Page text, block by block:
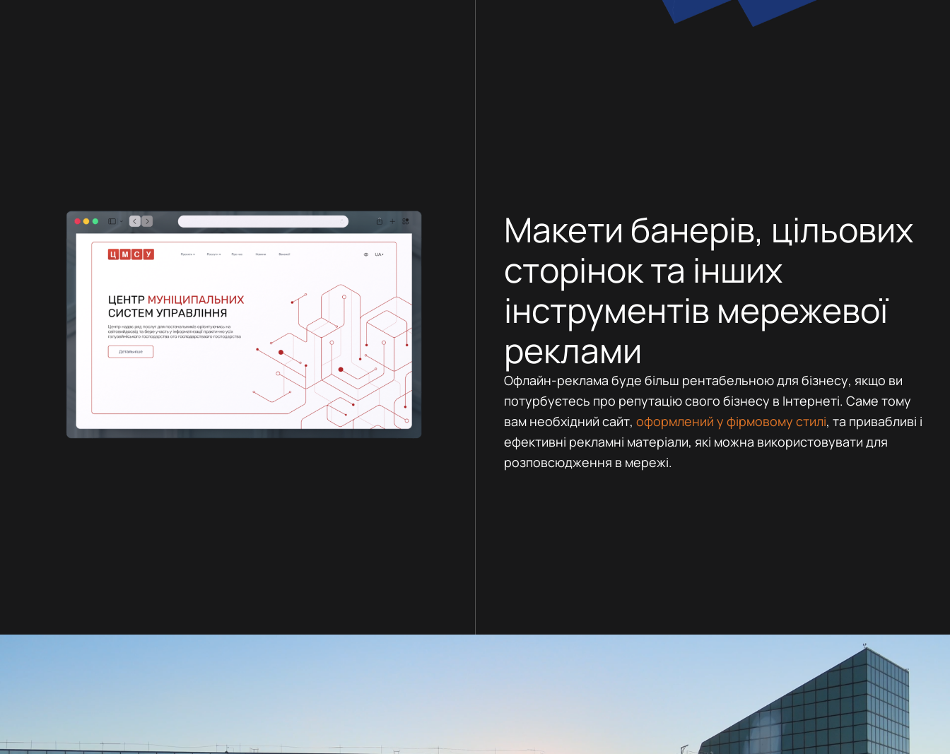
Макети банерів, цільових
сторінок та інших
інструментів мережевої
реклами
Офлайн-реклама буде більш рентабельною для бізнесу, якщо ви
потурбуєтесь про репутацію свого бізнесу в Інтернеті. Саме тому
вам необхідний сайт, оформлений у фірмовому стилі, та привабливі і
ефективні рекламні матеріали, які можна використовувати для
розповсюдження в мережі.